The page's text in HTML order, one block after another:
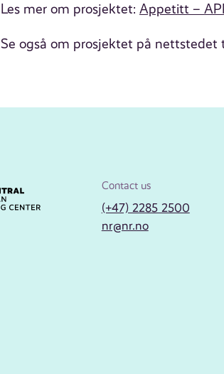
Les mer om prosjektet: Appetitt –
Se også om prosjektet på nettstedet
Contact us
(+47) 2285 2500
nr@nr.no